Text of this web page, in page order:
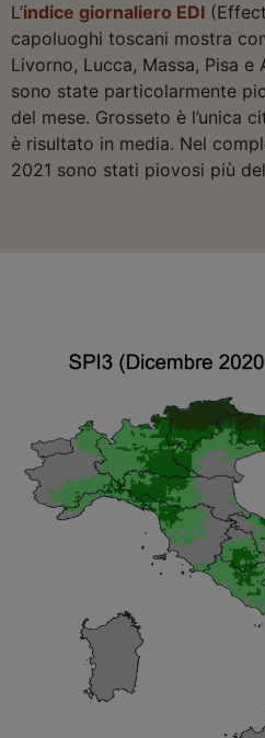
L’indice giornaliero EDI
capoluoghi toscani mostra
Livorno, Lucca, Massa, Pisa
sono state particolarmente
del mese. Grosseto è l’unica
è risultato in media. Nel
2021 sono stati piovosi più